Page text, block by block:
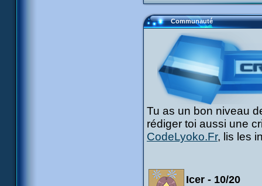
Communauté
Tu as un bon niveau
rédiger toi aussi une
CodeLyoko.Fr, lis les
Icer - 10/20